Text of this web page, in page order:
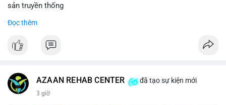
sản truyền thống
📰 Nguồn: Cointelegraph
Đọc thêm
AZAAN REHAB CENTER đã tạo sự kiện mới
3 giờ